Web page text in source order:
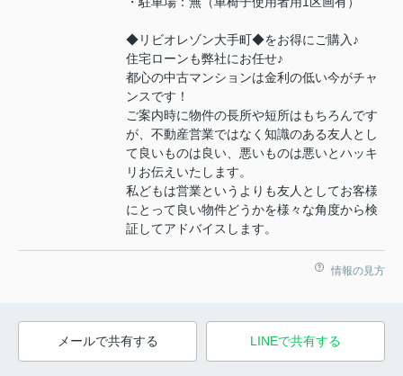
◆リビオレゾン大手町◆をお得にご購入♪
住宅ローンも弊社にお任せ♪
都心の中古マンションは金利の低い今がチャ
ンスです！
ご案内時に物件の長所や短所はもちろんです
が、不動産営業ではなく知識のある友人とし
て良いものは良い、悪いものは悪いとハッキ
リお伝えいたします。
私どもは営業というよりも友人としてお客様
にとって良い物件どうかを様々な角度から検
証してアドバイスします。
情報の見方
メールで共有する LINEで共有する